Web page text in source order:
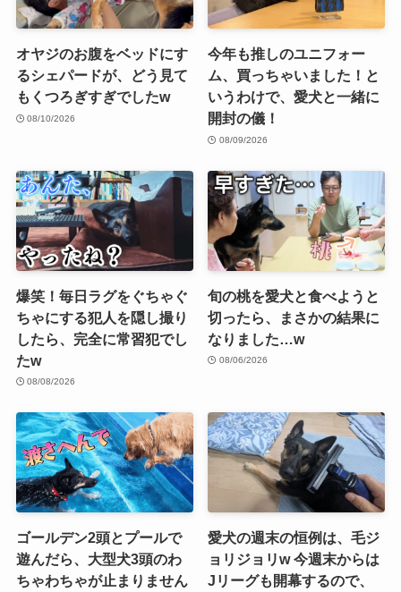
オヤジのお腹をベッドにす
るシェパードが、どう見て
もくつろぎすぎでしたw
08/10/2026
今年も推しのユニフォー
ム、買っちゃいました！と
いうわけで、愛犬と一緒に
開封の儀！
08/09/2026
爆笑！毎日ラグをぐちゃぐ
ちゃにする犯人を隠し撮り
したら、完全に常習犯でし
たw
08/08/2026
旬の桃を愛犬と食べようと
切ったら、まさかの結果に
なりました…w
08/06/2026
ゴールデン2頭とプールで
遊んだら、大型犬3頭のわ
ちゃわちゃが止まりません
愛犬の週末の恒例は、毛ジ
ョリジョリw 今週末からは
Jリーグも開幕するので、